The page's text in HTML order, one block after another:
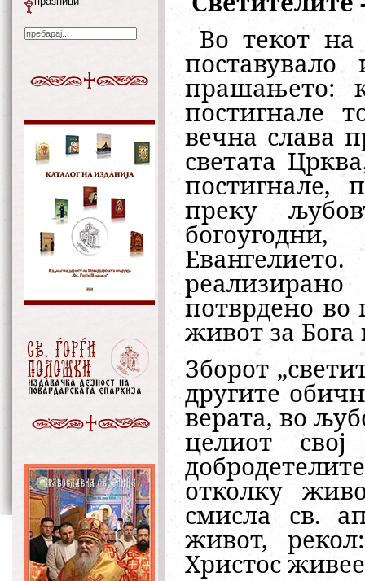
Во текот на
прашањето:
постигнале
вечна слава
светата
постигнале,
преку
потврдено во
живот за Бога
Зборот
другите
верата, во
целиот
отколку
смисла св.
живот,
Христос